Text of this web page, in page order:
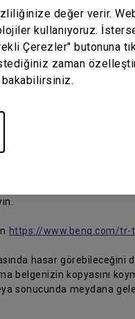
değer verir.
kullanıyoruz.
Çerezler" butonuna
istediğiniz zaman
bakabilirsiniz.
ayarlarının yanlış
ve siz ve BenQ
aşağıda belirtilen
faks numaralarınız;
için, ürünü tamir için
https://www.benq.com/
hasar görebileceğini
belgenizin kopyasını
sonucunda meydana